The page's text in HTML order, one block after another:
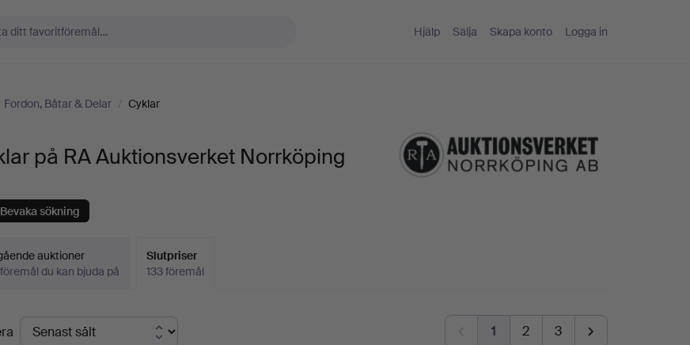
Hjälp Sälja Skapa konto Logga in
Fordon, Båtar & Delar / Cyklar
på RA Auktionsverket Norrköping
Bevaka sökning
auktioner
du kan bjuda på
Slutpriser
133 föremål
1 2 3